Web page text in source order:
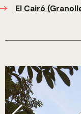
El Cairó